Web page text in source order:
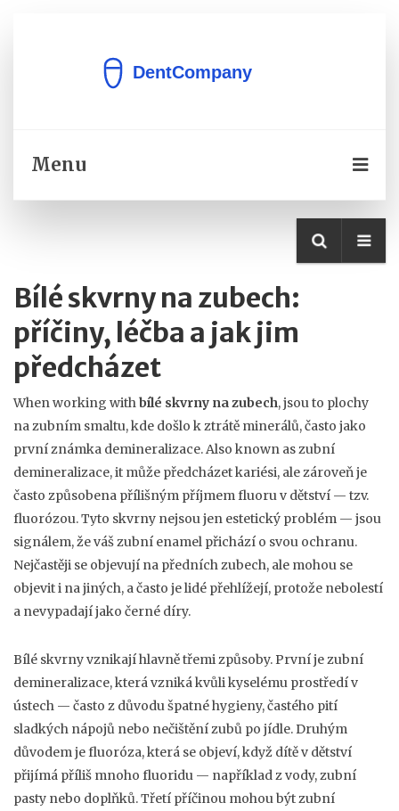
Menu
Bílé skvrny na zubech:
příčiny, léčba a jak jim
předcházet
When working withbílé skvrny na zubech,jsou to plochy
na zubním smaltu, kde došlo k ztrátě minerálů, často jako
první známka demineralizace. Also known aszubní
demineralizace, it může předcházet kariési, ale zároveň je
často způsobena přílišným příjmem fluoru v dětství — tzv.
fluorózou.Tyto skvrny nejsou jen estetický problém — jsou
signálem, že váš zubní enamel přichází o svou ochranu.
Nejčastěji se objevují na předních zubech, ale mohou se
objevit i na jiných, a často je lidé přehlížejí, protože nebolestí
a nevypadají jako černé díry.
Bílé skvrny vznikají hlavně třemi způsoby. První jezubní
demineralizace,která vzniká kvůli kyselému prostředí v
ústech — často z důvodu špatné hygieny, častého pití
sladkých nápojů nebo nečištění zubů po jídle.Druhým
důvodem jefluoróza,která se objeví, když dítě v dětství
přijímá příliš mnoho fluoridu — například z vody, zubní
pasty nebo doplňků.Třetí příčinou mohou býtzubní